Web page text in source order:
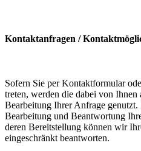
Kontaktanfragen /
Sofern Sie per Kontaktformular
treten, werden die dabei von Ihnen
Bearbeitung Ihrer Anfrage
Bearbeitung und Beantwortung
deren Bereitstellung können wir
eingeschränkt beantworten.